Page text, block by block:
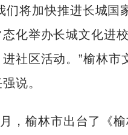
们将加快推进长城国
化举办长城文化进
社区活动。”榆林市
说。
，榆林市出台了《